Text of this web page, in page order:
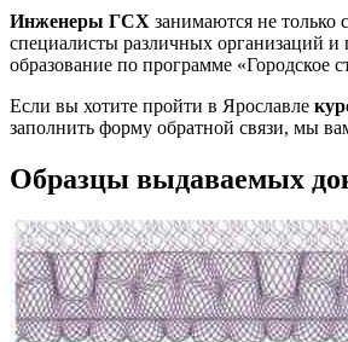
Инженеры ГСХ занимаются не
специалисты различных организаций
образование по программе «Городское
Если вы хотите пройти в Ярославле
заполнить форму обратной связи, мы
Образцы выдаваемых